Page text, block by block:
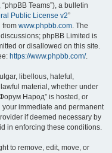
Teams”), a bulletin
Public License v2”
from www.phpbb.com. The
phpBB Limited is
or disallowed on this site.
https://www.phpbb.com/.
libellous, hateful,
material, whether under
Народ” is hosted, or
immediate and permanent
if deemed necessary by
in enforcing these conditions.
to remove, edit, move, or